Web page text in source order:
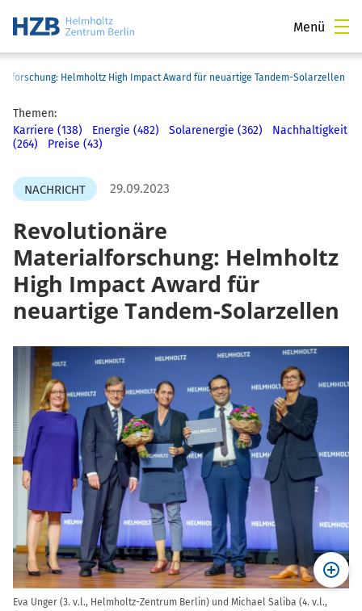
Menü
Helmholtz High Impact Award für neuartige Tandem-Solarzellen
Themen:
Karriere (138)
Energie (482) Solarenergie (362)
Nachhaltigkeit
(264)
Preise (43)
NACHRICHT 29.09.2023
Revolutionäre
Materialforschung: Helmholtz
High Impact Award für
neuartige Tandem-Solarzellen
Eva Unger (3. v.l., Helmholtz-Zentrum Berlin) und Michael Saliba (4. v.l.,